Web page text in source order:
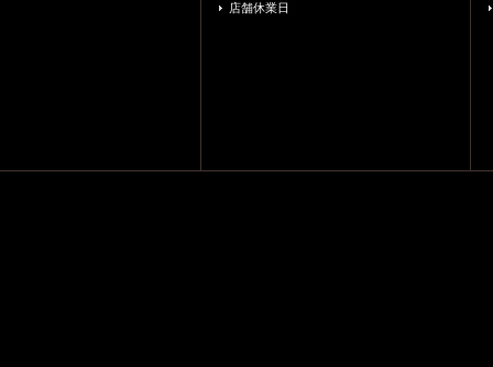
店舗休業日